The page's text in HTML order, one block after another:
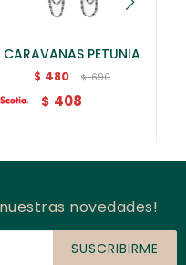
CARAVANAS PETUNIA
$ 480 $ 690
$ 408
novedades!
SUSCRIBIRME